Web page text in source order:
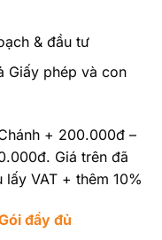
& đầu tư
Giấy phép và con
+ 200.000đ –
Giá trên đã
VAT + thêm 10%
đầy đủ